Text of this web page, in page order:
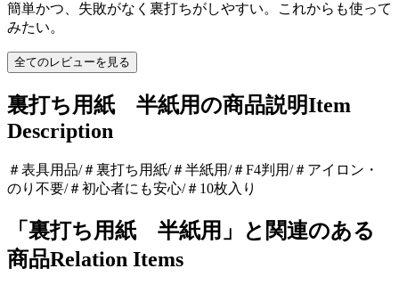
簡単かつ、失敗がなく裏打ちがしやすい。これからも使って
みたい。
全てのレビューを見る
裏打ち用紙 半紙用の商品説明Item
Description
＃表具用品/＃裏打ち用紙/＃半紙用/＃F4判用/＃アイロン・
のり不要/＃初心者にも安心/＃10枚入り
「裏打ち用紙 半紙用」と関連のある
商品Relation Items